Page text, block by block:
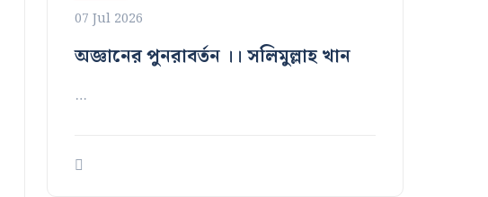
07 Jul 2026
অজ্ঞানের পুনরাবর্তন ।। সলিমুল্লাহ খান
…